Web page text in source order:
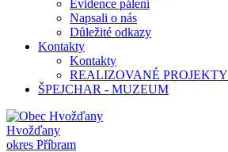
Evidence pálení
Napsali o nás
Důležité odkazy
Kontakty
Kontakty
REALIZOVANÉ PROJEKTY
ŠPEJCHAR - MUZEUM
Hvožďany
okres Příbram